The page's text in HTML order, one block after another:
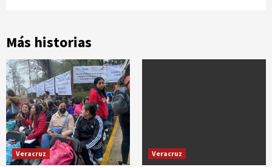
Más historias
Veracruz Veracruz